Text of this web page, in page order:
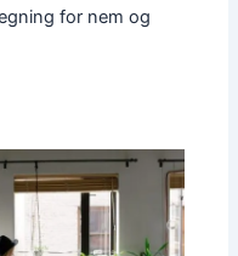
for nem og